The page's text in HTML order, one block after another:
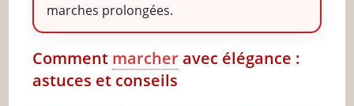
marches prolongées.
Comment marcheravec élégance :
astuces et conseils